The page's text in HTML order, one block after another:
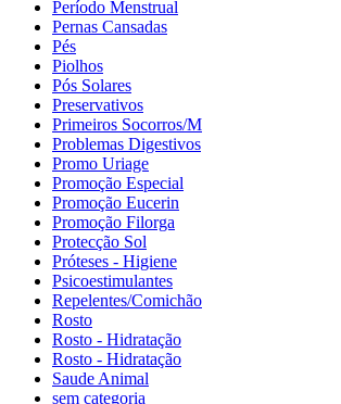
Período Menstrual
Pernas Cansadas
Pés
Piolhos
Pós Solares
Preservativos
Primeiros Socorros/M
Problemas Digestivos
Promo Uriage
Promoção Especial
Promoção Eucerin
Promoção Filorga
Protecção Sol
Próteses - Higiene
Psicoestimulantes
Repelentes/Comichão
Rosto
Rosto - Hidratação
Rosto - Hidratação
Saude Animal
sem categoria